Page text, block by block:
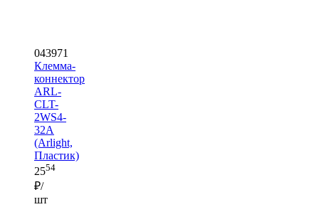
043971
Клемма-
коннектор
ARL-
CLT-
2WS4-
32A
(Arlight,
Пластик)
2554
₽/
шт